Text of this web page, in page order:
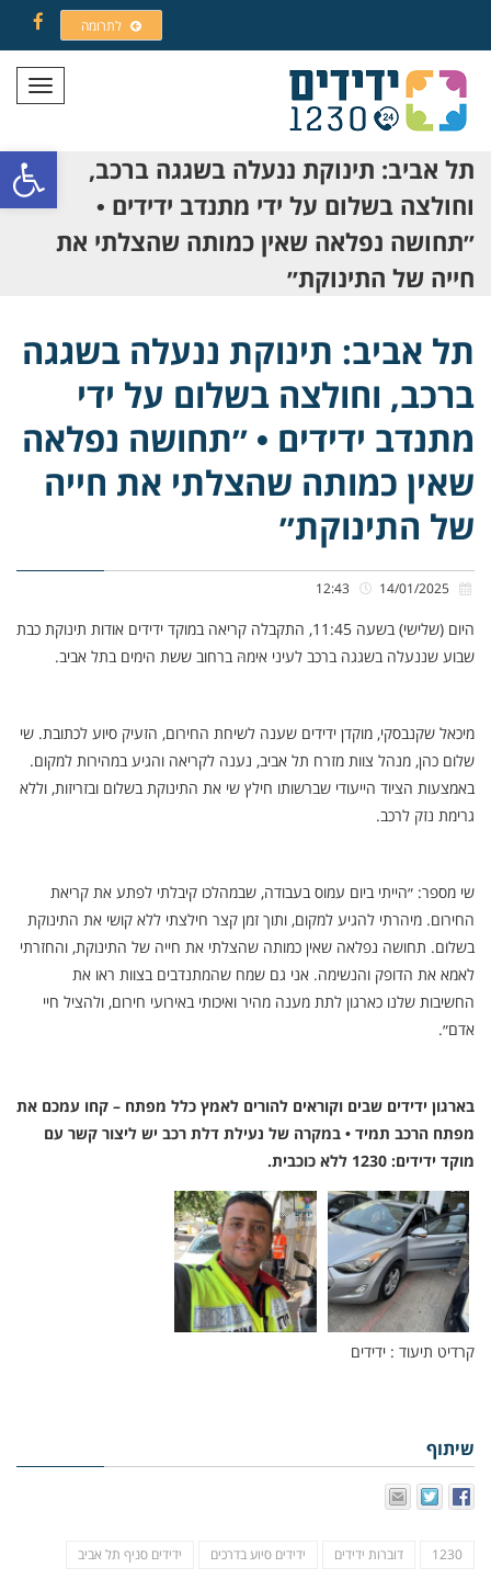
פתח
לתרומה
תפריט
תל אביב: תינוקת ננעלה בשגגה ברכב,
וחולצה בשלום על ידי מתנדב ידידים •
״תחושה נפלאה שאין כמותה שהצלתי את
חייה של התינוקת״
תל אביב: תינוקת ננעלה בשגגה
ברכב, וחולצה בשלום על ידי
מתנדב ידידים • ״תחושה נפלאה
שאין כמותה שהצלתי את חייה
של התינוקת״
היום (שלישי) בשעה 11:45, התקבלה קריאה במוקד ידידים אודות תינוקת כבת
שבוע שננעלה בשגגה ברכב לעיני אימהּ ברחוב ששת הימים בתל אביב.
מיכאל שקנבסקי, מוקדן ידידים שענה לשיחת החירום, הזעיק סיוע לכתובת. שי
שלום כהן, מנהל צוות מזרח תל אביב, נענה לקריאה והגיע במהירות למקום.
באמצעות הציוד הייעודי שברשותו חילץ שי את התינוקת בשלום ובזריזות, וללא
גרימת נזק לרכב.
שי מספר: ״הייתי ביום עמוס בעבודה, שבמהלכו קיבלתי לפתע את קריאת
החירום. מיהרתי להגיע למקום, ותוך זמן קצר חילצתי ללא קושי את התינוקת
בשלום. תחושה נפלאה שאין כמותה שהצלתי את חייה של התינוקת, והחזרתי
לאמא את הדופק והנשימה. אני גם שמח שהמתנדבים בצוות ראו את
החשיבות שלנו כארגון לתת מענה מהיר ואיכותי באירועי חירום, ולהציל חיי
אדם״.
בארגון ידידים שבים וקוראים להורים לאמץ כלל מפתח – קחו עמכם את
מפתח הרכב תמיד • במקרה של נעילת דלת רכב יש ליצור קשר עם
מוקד ידידים: 1230 ללא כוכבית.
קרדיט תיעוד : ידידים
שיתוף
1230 דוברות ידידים ידידים סיוע בדרכים ידידים סניף תל אביב